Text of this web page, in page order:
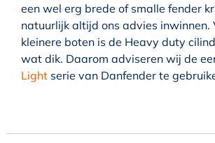
een wel erg brede of smalle fender
natuurlijk altijd ons advies inwinnen.
kleinere boten is de Heavy duty
wat dik. Daarom adviseren wij de
Light serie van Danfender te